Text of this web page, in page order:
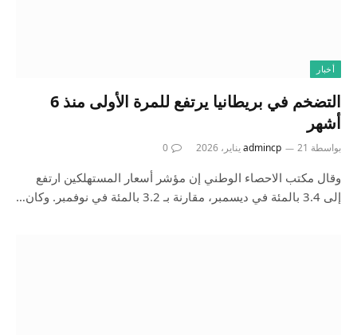
أخبار
التضخم في بريطانيا يرتفع للمرة الأولى منذ 6
أشهر
بواسطة admincp 21 يناير، 2026 0
وقال مكتب الاحصاء الوطني إن مؤشر أسعار المستهلكين ارتفع
إلى 3.4 بالمئة في ديسمبر، مقارنة بـ 3.2 بالمئة في نوفمبر. وكان…